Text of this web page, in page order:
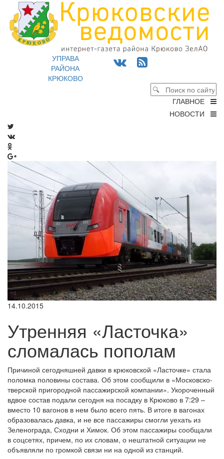
УПРАВА
РАЙОНА
КРЮКОВО
ГЛАВНОЕ
НОВОСТИ
14.10.2015
Утренняя «Ласточка»
сломалась пополам
Причиной сегодняшней давки в крюковской «Ласточке» стала
поломка половины состава. Об этом сообщили в «Московско-
тверской пригородной пассажирской компании». Укороченный
вдвое состав подали сегодня на посадку в Крюково в 7:29 –
вместо 10 вагонов в нем было всего пять. В итоге в вагонах
образовалась давка, и не все пассажиры смогли уехать из
Зеленограда, Сходни и Химок. Об этом пассажиры сообщали
в соцсетях, причем, по их словам, о нештатной ситуации не
объявляли по громкой связи ни на одной из станций.